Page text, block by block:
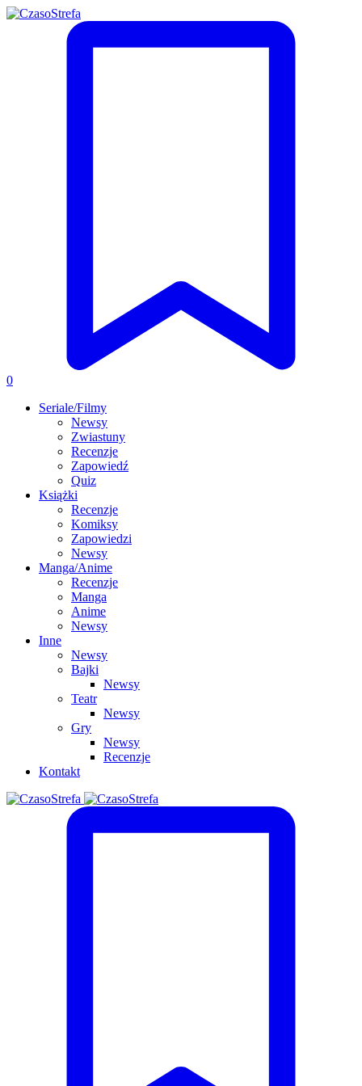
0
Seriale/Filmy
Newsy
Zwiastuny
Recenzje
Zapowiedź
Quiz
Książki
Recenzje
Komiksy
Zapowiedzi
Newsy
Manga/Anime
Recenzje
Manga
Anime
Newsy
Inne
Newsy
Bajki
Newsy
Teatr
Newsy
Gry
Newsy
Recenzje
Kontakt